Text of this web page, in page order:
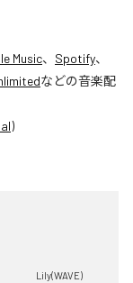
Music、 Spotify、
などの音楽配
Lily(WAVE)